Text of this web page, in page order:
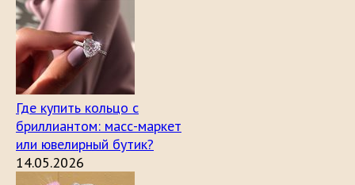
Где купить кольцо с
бриллиантом: масс-маркет
или ювелирный бутик?
14.05.2026